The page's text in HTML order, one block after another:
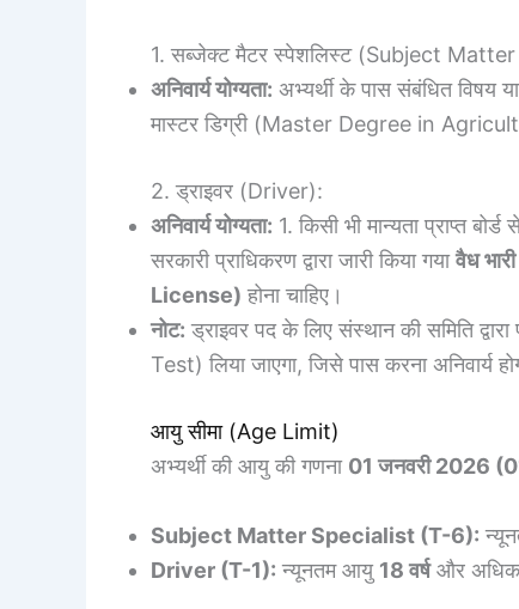
1. सब्जेक्ट मैटर स्पेशलिस्ट (Subject
अनिवार्य योग्यता: अभ्यर्थी के पास संबंधित विषय
मास्टर डिग्री (Master Degree in
2. ड्राइवर (Driver):
अनिवार्य योग्यता: 1. किसी भी मान्यता प्राप्त बोर्ड
सरकारी प्राधिकरण द्वारा जारी किया गयावैध
License) होना चाहिए।
नोट: ड्राइवर पद के लिए संस्थान की समिति
Test) लिया जाएगा, जिसे पास करना अनिवार्य
आयु सीमा (Age Limit)
अभ्यर्थी की आयु की गणना 01 जनवरी 2026
Subject Matter Specialist (T-6):
Driver (T-1): न्यूनतम आयु 18 वर्षऔर